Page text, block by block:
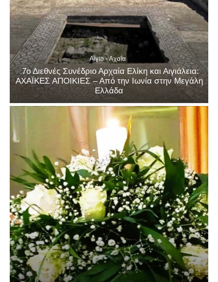
Αίγιο - Αχαΐα
7ο Διεθνές Συνέδριο Αρχαία Ελίκη και Αιγιάλεια:
ΑΧΑΪΚΕΣ ΑΠΟΙΚΙΕΣ – Από την Ιωνία στην Μεγάλη
Ελλάδα